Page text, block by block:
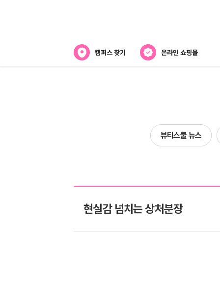
캠퍼스 찾기 온라인 쇼핑몰
전국캠퍼스 찾기
제휴협력사
뷰티스쿨 뉴스
현실감 넘치는 상처분장